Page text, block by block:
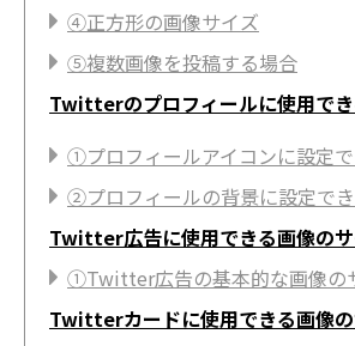
④正方形の画像サイズ
⑤複数画像を投稿する場合
Twitterのプロフィールに使用で
①プロフィールアイコンに設定
②プロフィールの背景に設定で
Twitter広告に使用できる画像の
①Twitter広告の基本的な画像の
Twitterカードに使用できる画像